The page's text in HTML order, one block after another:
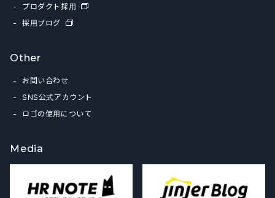
プロダクト採用
採用ブログ
Other
お問い合わせ
SNS公式アカウント
ロゴの使用について
Media